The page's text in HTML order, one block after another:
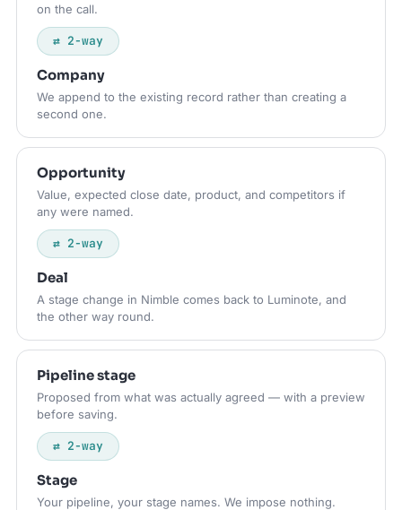
on the call.
⇄ 2-way
Company
We append to the existing record rather than creating a
second one.
Opportunity
Value, expected close date, product, and competitors if
any were named.
⇄ 2-way
Deal
A stage change in Nimble comes back to Luminote, and
the other way round.
Pipeline stage
Proposed from what was actually agreed — with a preview
before saving.
⇄ 2-way
Stage
Your pipeline, your stage names. We impose nothing.